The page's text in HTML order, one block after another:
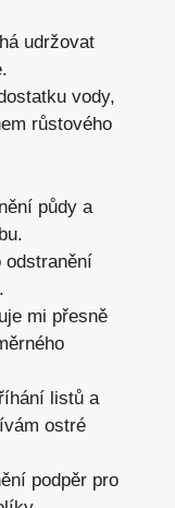
udržovat
vody,
růstového
půdy a
odstranění
mi přesně
listů a
ostré
podpěr pro